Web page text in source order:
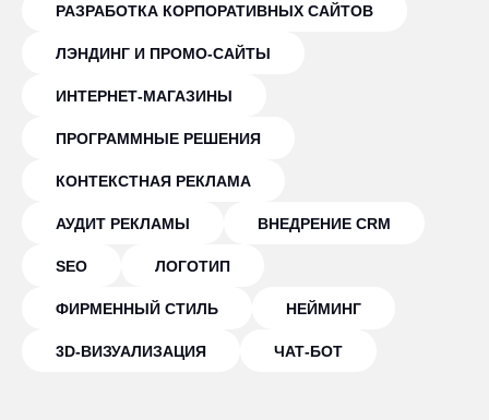
РАЗРАБОТКА КОРПОРАТИВНЫХ САЙТОВ
ЛЭНДИНГ И ПРОМО-САЙТЫ
ИНТЕРНЕТ-МАГАЗИНЫ
ПРОГРАММНЫЕ РЕШЕНИЯ
КОНТЕКСТНАЯ РЕКЛАМА
АУДИТ РЕКЛАМЫ ВНЕДРЕНИЕ CRM
SEO ЛОГОТИП
ФИРМЕННЫЙ СТИЛЬ НЕЙМИНГ
3D-ВИЗУАЛИЗАЦИЯ ЧАТ-БОТ